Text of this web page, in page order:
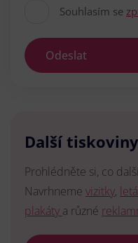
Souhlasím se
Odeslat
Další
Prohlédněte si, co
Navrhneme vizitky,
plakáty a různé